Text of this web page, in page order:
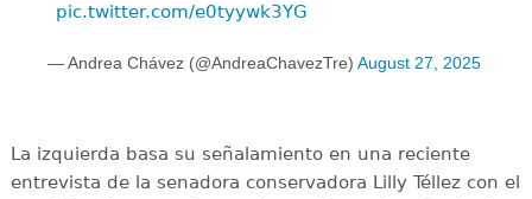
pic.twitter.com/e0tyywk3YG
— Andrea Chávez (@AndreaChavezTre) August 27, 2025
La izquierda basa su señalamiento en una reciente
entrevista de la senadora conservadora Lilly Téllez con el